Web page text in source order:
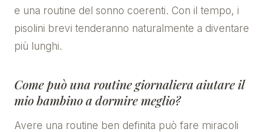
e una routine del sonno coerenti. Con il tempo, i
pisolini brevi tenderanno naturalmente a diventare
più lunghi.
Come può una routine giornaliera aiutare il
mio bambino a dormire meglio?
Avere una routine ben definita può fare miracoli